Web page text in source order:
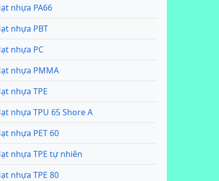
nhựa PA66
nhựa PBT
nhựa PC
nhựa PMMA
nhựa TPE
nhựa TPU 65 Shore A
nhựa PET 60
nhựa TPE tự nhiên
nhựa TPE 80